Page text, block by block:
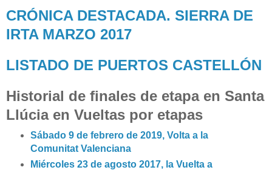
CRÓNICA DESTACADA. SIERRA DE
IRTA MARZO 2017
LISTADO DE PUERTOS CASTELLÓN
Historial de finales de etapa en Santa
Llúcia en Vueltas por etapas
Sábado 9 de febrero de 2019, Volta a la
Comunitat Valenciana
Miércoles 23 de agosto 2017, la Vuelta a